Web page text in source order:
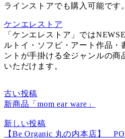
ラインストアでも購入可能です。
ケンエレストア
「ケンエレストア」では
ルトイ・ソフビ・アート作品・
ントが手掛ける全ジャンルの商
いただけます。
古い投稿
新商品「mom ear ware」
新しい投稿
【Be Organic 丸の内本店】